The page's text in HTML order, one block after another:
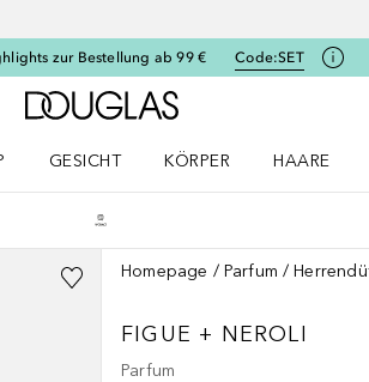
zur Bestellung ab 99 € Code:SET
Zur Douglas Startseite
GESICHT
KÖRPER
HAARE
Homepage Parfum
FIGUE + NEROLI
Parfum